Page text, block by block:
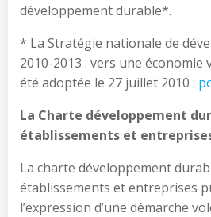
développement durable*.
* La Stratégie nationale de
2010-2013 : vers une économie
été adoptée le 27 juillet 2010 :
La Charte développement
établissements et
La charte développement
établissements et entreprises
l’expression d’une démarche